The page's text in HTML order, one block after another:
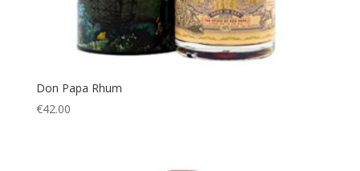
Don Papa Rhum
€42.00